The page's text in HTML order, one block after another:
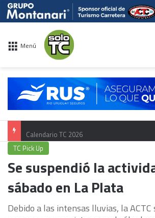
Menú
Calendario TC 2026
TC Pick Up
Se suspendió la
sábado en La Plata
Debido a las intensas lluvias, la ACTC